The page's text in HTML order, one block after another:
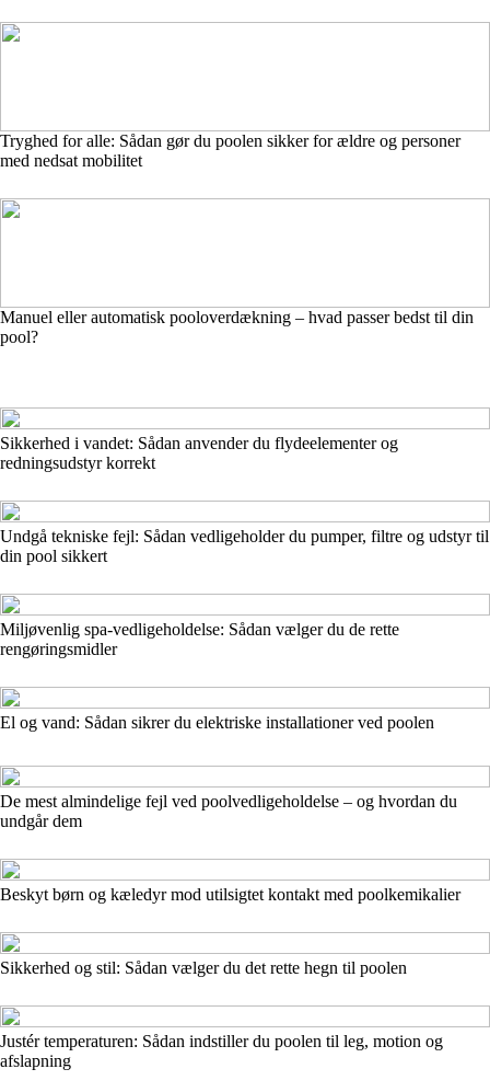
Tryghed for alle: Sådan gør du poolen sikker for ældre og personer
med nedsat mobilitet
Manuel eller automatisk pooloverdækning – hvad passer bedst til din
pool?
Sikkerhed i vandet: Sådan anvender du flydeelementer og
redningsudstyr korrekt
Undgå tekniske fejl: Sådan vedligeholder du pumper, filtre og udstyr til
din pool sikkert
Miljøvenlig spa-vedligeholdelse: Sådan vælger du de rette
rengøringsmidler
El og vand: Sådan sikrer du elektriske installationer ved poolen
De mest almindelige fejl ved poolvedligeholdelse – og hvordan du
undgår dem
Beskyt børn og kæledyr mod utilsigtet kontakt med poolkemikalier
Sikkerhed og stil: Sådan vælger du det rette hegn til poolen
Justér temperaturen: Sådan indstiller du poolen til leg, motion og
afslapning